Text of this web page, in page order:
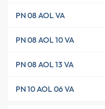
PN 08 AOL VA
PN 08 AOL 10 VA
PN 08 AOL 13 VA
PN 10 AOL 06 VA